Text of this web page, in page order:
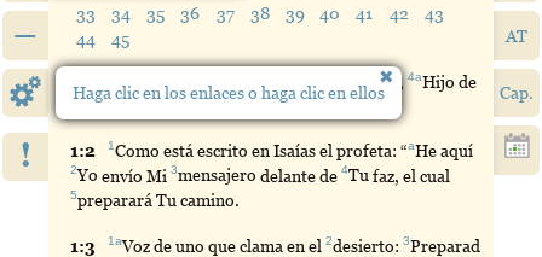
–
!
AT
Cap.
33
34 35 36 37 38 39 40 41 42
43
44
45
Principio del evangelio de Jesucristo ,4aHijo de
Dios.
1:2 1Como está escrito en Isaías el profeta: “aHeaquí
2Yo envío Mi3mensajero delante de4Tufaz, el cual
5preparará Tu camino.
1:3 1aVozde uno que clama en el2desierto:3Preparad
Haga clic en los enlaces o haga clic en ellos